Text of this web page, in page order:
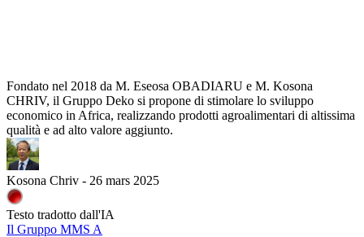
Fondato nel 2018 da M. Eseosa OBADIARU e M. Kosona
CHRIV, il Gruppo Deko si propone di stimolare lo sviluppo
economico in Africa, realizzando prodotti agroalimentari di altissima
qualità e ad alto valore aggiunto.
Kosona Chriv - 26 mars 2025
Testo tradotto dall'IA
Il Gruppo MMS A